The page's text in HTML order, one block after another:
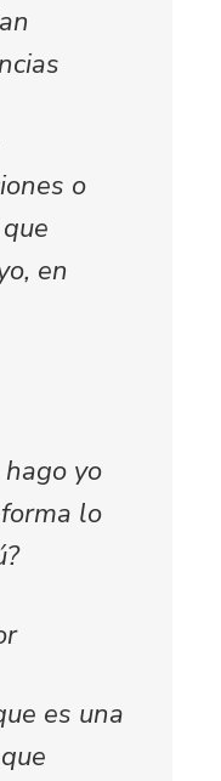
o
en
yo
lo
es una